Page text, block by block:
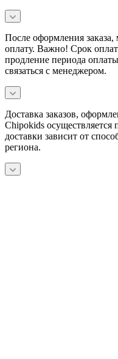
После оформления заказа,
оплату. Важно! Срок
продление периода
связаться с менеджером.
Доставка заказов,
Chipokids осуществляется
доставки зависит от
региона.